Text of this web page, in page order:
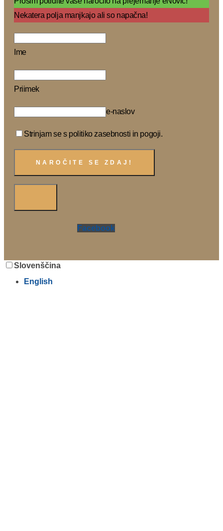
Nekatera polja manjkajo ali so napačna!
Ime
Priimek
e-naslov
Strinjam se s politiko zasebnosti in pogoji.
Facebook
Slovenščina
English